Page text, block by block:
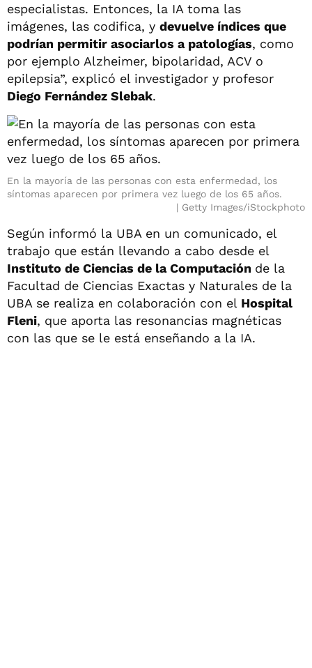
especialistas. Entonces, la IA toma las
imágenes, las codifica, y devuelve índices que
podrían permitir asociarlos a patologías, como
por ejemplo Alzheimer, bipolaridad, ACV o
epilepsia”, explicó el investigador y profesor
Diego Fernández Slebak.
En la mayoría de las personas con esta enfermedad, los
síntomas aparecen por primera vez luego de los 65 años.
Getty Images/iStockphoto
Según informó la UBA en un comunicado, el
trabajo que están llevando a cabo desde el
Instituto de Ciencias de la Computación de la
Facultad de Ciencias Exactas y Naturales de la
UBA se realiza en colaboración con el Hospital
Fleni, que aporta las resonancias magnéticas
con las que se le está enseñando a la IA.